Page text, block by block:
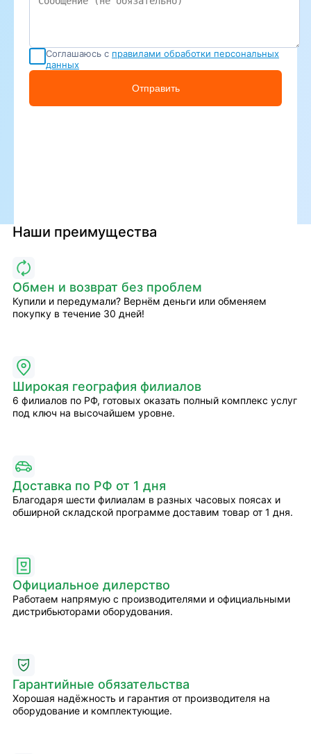
Соглашаюсь с правилами обработки персональных
данных
Отправить
Наши преимущества
Обмен и возврат без проблем
Купили и передумали? Вернём деньги или обменяем
покупку в течение 30 дней!
Широкая география филиалов
6 филиалов по РФ, готовых оказать полный комплекс услуг
под ключ на высочайшем уровне.
Доставка по РФ от 1 дня
Благодаря шести филиалам в разных часовых поясах и
обширной складской программе доставим товар от 1 дня.
Официальное дилерство
Работаем напрямую с производителями и официальными
дистрибьюторами оборудования.
Гарантийные обязательства
Хорошая надёжность и гарантия от производителя на
оборудование и комплектующие.